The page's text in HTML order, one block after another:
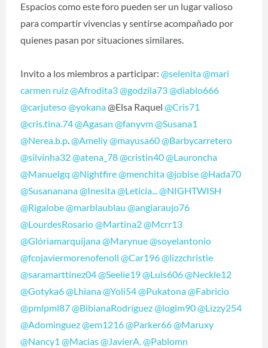
Espacios como este foro pueden ser un lugar valioso
para compartir vivencias y sentirse acompañado por
quienes pasan por situaciones similares.
Invito a los miembros a participar: @selenita@mari
carmen ruiz@Afrodita3@godzila73@diablo666
@carjuteso@yokana@Elsa Raquel @Cris71
@cris.tina.74@Agasan @fanyvm@Susana1
@Nerea.b.p.@Ameliy@mayusa60@Barbycarretero
@silvinha32@atena_78@cristin40@Lauroncha
@Manuelgq @Nightfire@menchita@jobise@Hada70
@Susananana@Inesita@Leticia...@NIGHTWISH
@Rigalobe@marblaublau @angiaraujo76
@LourdesRosario@Martina2@Mcrr13
@Glóriamarquijana@Marynue@soyelantonio
@fcojaviermorenofenoll @Car196@lizzchristie
@saramarttinez04@Seelie19@Luis606@Neckle12
@Gotyka6@Lhiana@Yoli54@Pukatona@Fabricio
@pmlpml87@BibianaRodríguez@logim90@Lizzy254
@Adominguez@em1216@Parker66@Maruxy
@Nancy1 @Macias@JavierA.@Pablomn